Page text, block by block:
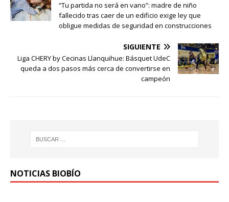
“Tu partida no será en vano”: madre de niño
fallecido tras caer de un edificio exige ley que
obligue medidas de seguridad en construcciones
SIGUIENTE
Liga CHERY by Cecinas Llanquihue: Básquet UdeC
queda a dos pasos más cerca de convertirse en
campeón
NOTICIAS BIOBÍO